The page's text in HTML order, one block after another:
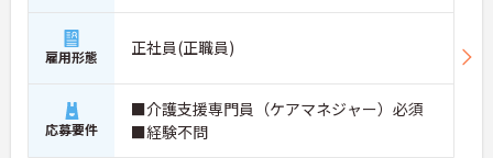
雇用形態 正社員(正職員)
応募要件
■介護支援専門員（ケアマネジャー）必須
■経験不問